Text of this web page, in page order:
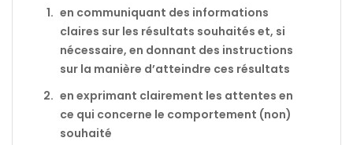
en communiquant des informations
claires sur les résultats souhaités et, si
nécessaire, en donnant des instructions
sur la manière d’atteindre ces résultats
en exprimant clairement les attentes en
ce qui concerne le comportement (non)
souhaité